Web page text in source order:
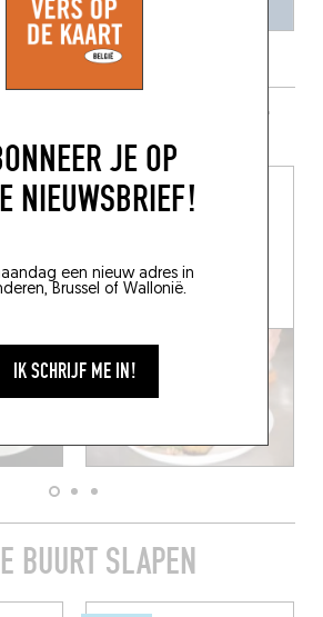
JE OP
NIEUWSBRIEF!
een nieuw adres in
Brussel of Wallonië.
IK SCHRIJF ME IN!
IN DE BUURT
BISTRO
Brussel (1000)
BUURT SLAPEN